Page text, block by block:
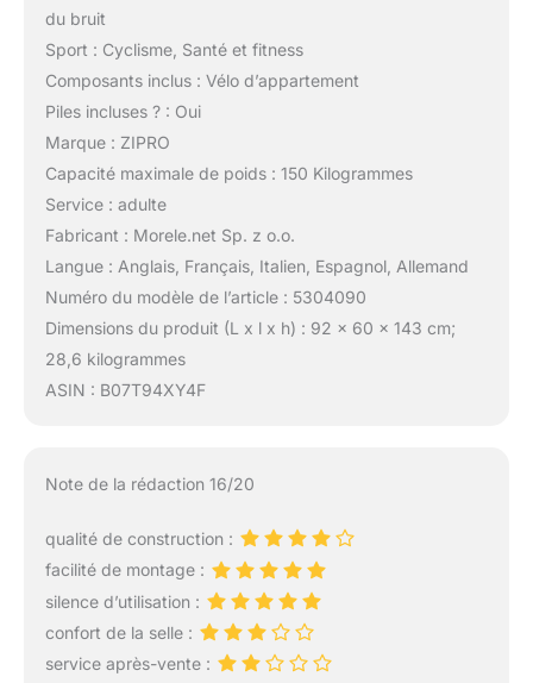
du bruit
Sport : Cyclisme, Santé et fitness
Composants inclus : Vélo d’appartement
Piles incluses ? : Oui
Marque : ZIPRO
Capacité maximale de poids : 150 Kilogrammes
Service : adulte
Fabricant : Morele.net Sp. z o.o.
Langue : Anglais, Français, Italien, Espagnol, Allemand
Numéro du modèle de l’article : 5304090
Dimensions du produit (L x l x h) : 92 x 60 x 143 cm;
28,6 kilogrammes
ASIN : B07T94XY4F
Note de la rédaction 16/20
qualité de construction :
facilité de montage :
silence d’utilisation :
confort de la selle :
service après-vente :